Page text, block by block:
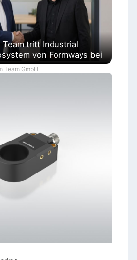
Team tritt Industrial
von Formways bei
Team GmbH